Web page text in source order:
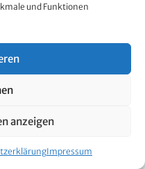
und Funktionen
anzeigen
Impressum